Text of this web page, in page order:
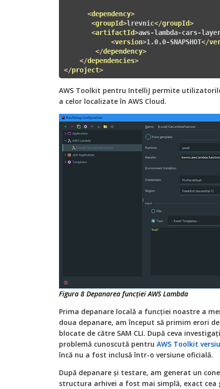
<dependency>
<groupId>lrevnic</groupId>
<artifactId>aws-lambda-cars-
<version>1.0.0-SNAPSHOT</
</dependency>
</dependencies>
</project>
AWS Toolkit pentru IntelliJ permite
a celor localizate în AWS Cloud.
Figura 8 Depanarea funcției AWS Lambda
Prima depanare locală a funcției noastre a
doua depanare, am început să primim erori
blocate de către SAM CLI. După ceva
problemă cunoscută pentru AWS Toolkit
încă nu a fost inclusă într-o versiune oficială.
După depanare și testare, am generat un
structura arhivei a fost mai simplă, exact cea